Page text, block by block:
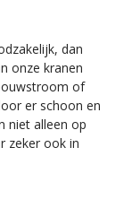
dan
onze kranen
of
er schoon en
niet alleen op
zeker ook in